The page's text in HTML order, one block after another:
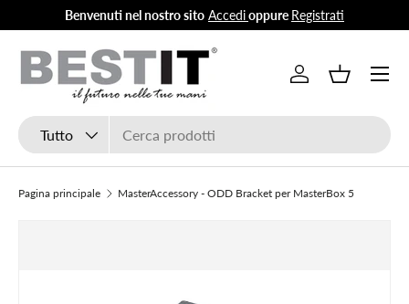
Passa ai contenuti
Benvenuti nel nostro sito Accedioppure Registrati
Cerca
Tipo prodotto
Tutto
AccediCestino
Menu
Pagina principale MasterAccessory - ODD Bracket per MasterBox 5